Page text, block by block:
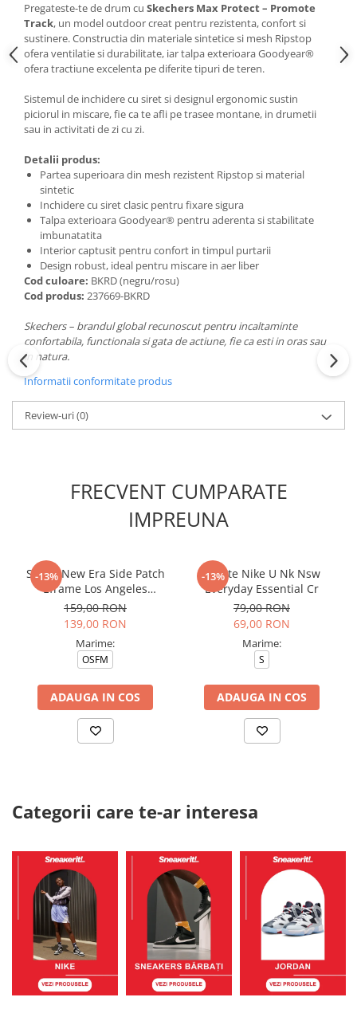
Pregateste-te de drum cu Skechers Max Protect – Promote
Track, un model outdoor creat pentru rezistenta, confort si
sustinere. Constructia din materiale sintetice si mesh Ripstop
ofera ventilatie si durabilitate, iar talpa exterioara Goodyear®
ofera tractiune excelenta pe diferite tipuri de teren.
Sistemul de inchidere cu siret si designul ergonomic sustin
piciorul in miscare, fie ca te afli pe trasee montane, in drumetii
sau in activitati de zi cu zi.
Detalii produs:
Partea superioara din mesh rezistent Ripstop si material
sintetic
Inchidere cu siret clasic pentru fixare sigura
Talpa exterioara Goodyear® pentru aderenta si stabilitate
imbunatatita
Interior captusit pentru confort in timpul purtarii
Design robust, ideal pentru miscare in aer liber
Cod culoare: BKRD (negru/rosu)
Cod produs: 237669-BKRD
Skechers – brandul global recunoscut pentru incaltaminte
confortabila, functionala si gata de actiune, fie ca esti in oras sau
in natura.
Informatii conformitate produs
Review-uri(0)
FRECVENT CUMPARATE
IMPREUNA
-13%
Sapca New Era Side Patch
Eframe Los Angeles
Dodgers Brs
159,00 RON
139,00 RON
Marime:
OSFM
ADAUGA IN COS
-13%
Sosete Nike U Nk Nsw
Everyday Essential Cr
79,00 RON
69,00 RON
Marime:
S
ADAUGA IN COS
Categorii care te-ar interesa